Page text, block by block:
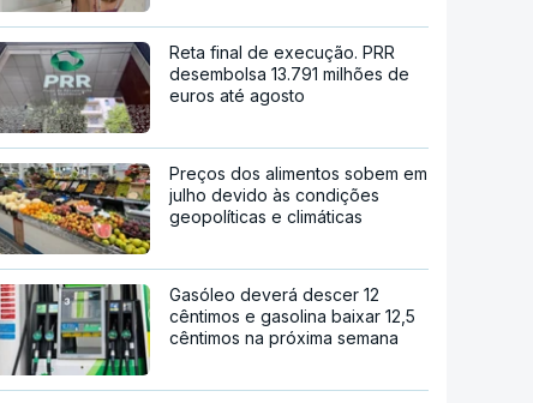
Reta final de execução. PRR
desembolsa 13.791 milhões de
euros até agosto
Preços dos alimentos sobem em
julho devido às condições
geopolíticas e climáticas
Gasóleo deverá descer 12
cêntimos e gasolina baixar 12,5
cêntimos na próxima semana